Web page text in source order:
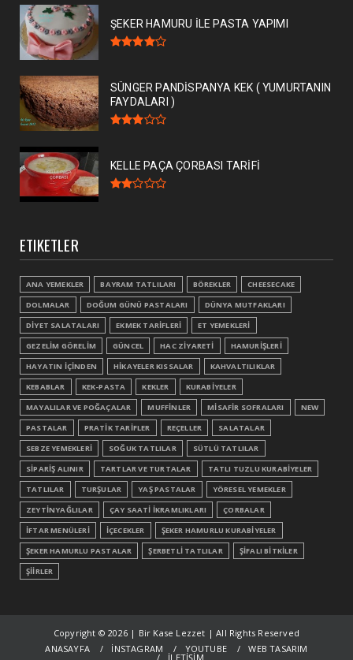
ŞEKER HAMURU İLE PASTA YAPIMI
SÜNGER PANDİSPANYA KEK ( YUMURTANIN
FAYDALARI )
KELLE PAÇA ÇORBASI TARİFİ
ETIKETLER
ANA YEMEKLER BAYRAM TATLILARI BÖREKLER
CHEESECAKE
DOLMALAR
DOĞUM GÜNÜ PASTALARI
DÜNYA MUTFAKLARI
DİYET SALATALARI
EKMEK TARİFLERİ
ET YEMEKLERİ
GEZELİM GÖRELİM
GÜNCEL HAC ZİYARETİ
HAMURİŞLERİ
HAYATIN İÇİNDEN
HİKAYELER KISSALAR
KAHVALTILIKLAR
KEBABLAR
KEK-PASTA KEKLER
KURABİYELER
MAYALILAR VE POĞAÇALAR
MUFFİNLER MİSAFİR SOFRALARI
NEW
PASTALAR
PRATİK TARİFLER REÇELLER
SALATALAR
SEBZE YEMEKLERİ
SOĞUK TATLILAR
SÜTLÜ TATLILAR
SİPARİŞ ALINIR
TARTLAR VE TURTALAR
TATLI TUZLU KURABİYELER
TATLILAR
TURŞULAR YAŞ PASTALAR
YÖRESEL YEMEKLER
ZEYTİNYAĞLILAR
ÇAY SAATİ İKRAMLIKLARI
ÇORBALAR
İFTAR MENÜLERİ
İÇECEKLER
ŞEKER HAMURLU KURABİYELER
ŞEKER HAMURLU PASTALAR
ŞERBETLİ TATLILAR
ŞİFALI BİTKİLER
ŞİİRLER
Copyright ©2026 | Bir Kase Lezzet | All Rights Reserved
ANASAYFA
İNSTAGRAM YOUTUBE WEB TASARIM
İLETİŞİM